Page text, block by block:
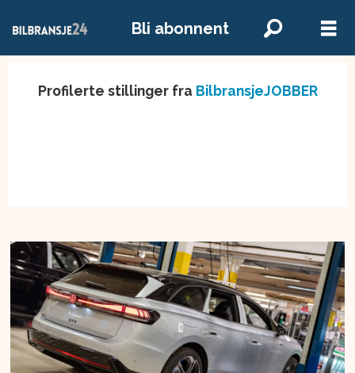
Bli abonnent
Profilerte stillinger fra BilbransjeJOBBER